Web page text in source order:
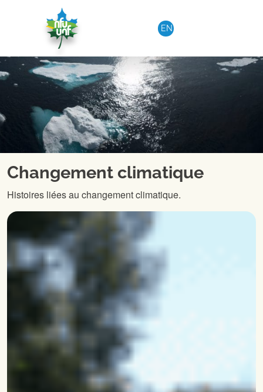
Aller au contenu
EN
Changement climatique
Histoires liées au changement climatique.